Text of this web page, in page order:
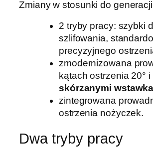
ż
W
Zmiany w stosunki do
2 tryby pracy: szybki
szlifowania,
precyzyjnego
zmodernizowana
kątach ostrzenia 20°
skórzanymi
zintegrowana
ostrzenia nożyczek.
Dwa tryby pracy